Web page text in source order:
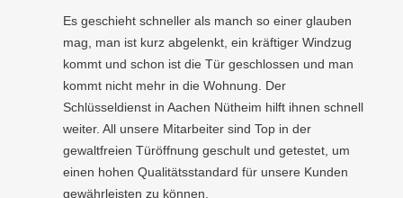
Es geschieht schneller als manch so einer glauben
mag, man ist kurz abgelenkt, ein kräftiger Windzug
kommt und schon ist die Tür geschlossen und man
kommt nicht mehr in die Wohnung. Der
Schlüsseldienst in Aachen Nütheim hilft ihnen schnell
weiter. All unsere Mitarbeiter sind Top in der
gewaltfreien Türöffnung geschult und getestet, um
einen hohen Qualitätsstandard für unsere Kunden
gewährleisten zu können.